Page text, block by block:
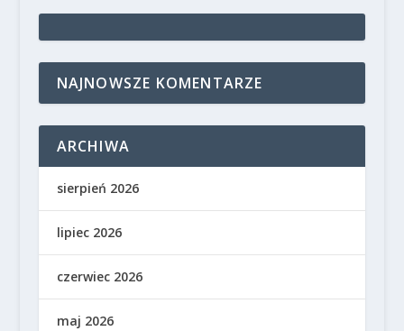
NAJNOWSZE KOMENTARZE
ARCHIWA
sierpień 2026
lipiec 2026
czerwiec 2026
maj 2026